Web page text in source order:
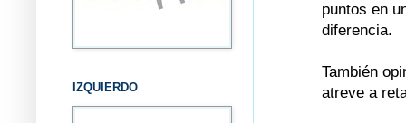
puntos en
diferencia.
También
atreve a
IZQUIERDO